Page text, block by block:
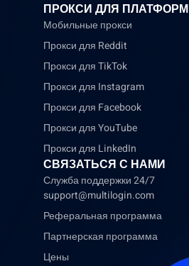
ПРОКСИ ДЛЯ ПЛАТФОРМ
Мобильные прокси
Прокси для Reddit
Прокси для TikTok
Прокси для Instagram
Прокси для Facebook
Прокси для YouTube
Прокси для LinkedIn
СВЯЗАТЬСЯ С НАМИ
Служба поддержки 24/7
support@multilogin.com
Реферальная программа
Партнерская программа
Цены